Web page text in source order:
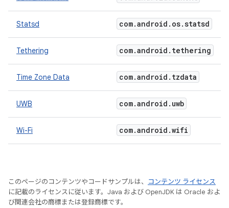
Statsd com.android . os.statsd
Tethering com.android . tethering
Time Zone Data com.android . tzdata
UWB com.android . uwb
Wi-Fi com.android .wifi
このページのコンテンツやコードサンプルは、
コンテンツ ライセンス
に記載のライセンスに従います。Java および OpenJDK は Oracle およ
び関連会社の商標または登録商標です。